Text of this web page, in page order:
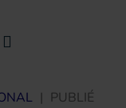
| PUBLIÉ